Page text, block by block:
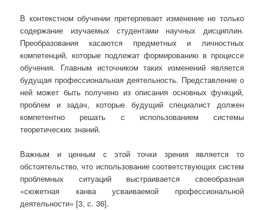
В контекстном обучении претерпевает изменение не только
содержание изучаемых студентами научных дисциплин.
Преобразования касаются предметных и личностных
компетенций, которые подлежат формированию в процессе
обучения. Главным источником таких изменений является
будущая профессиональная деятельность. Представление о
ней может быть получено из описания основных функций,
проблем и задач, которые будущий специалист должен
компетентно решать с использованием системы
теоретических знаний.
Важным и ценным с этой точки зрения является то
обстоятельство, что использование соответствующих систем
проблемных ситуаций выстраивается своеобразная
«сюжетная канва усваиваемой профессиональной
деятельности» [3, с. 36].